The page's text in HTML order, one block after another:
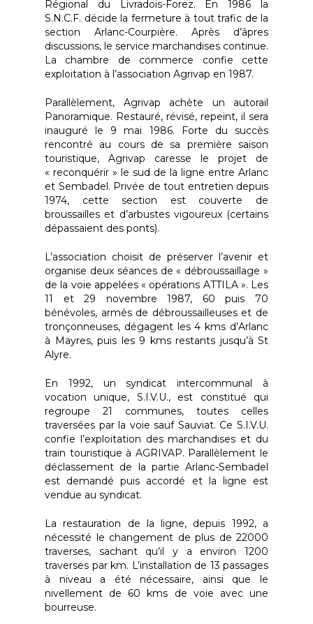
Régional du Livradois-Forez. En 1986 la
S.N.C.F. décide la fermeture à tout trafic de la
section Arlanc-Courpière. Après d’âpres
discussions, le service marchandises continue.
La chambre de commerce confie cette
exploitation à l’association Agrivap en 1987.
Parallèlement, Agrivap achète un autorail
Panoramique. Restauré, révisé, repeint, il sera
inauguré le 9 mai 1986. Forte du succès
rencontré au cours de sa première saison
touristique, Agrivap caresse le projet de
« reconquérir » le sud de la ligne entre Arlanc
et Sembadel. Privée de tout entretien depuis
1974, cette section est couverte de
broussailles et d’arbustes vigoureux (certains
dépassaient des ponts).
L’association choisit de préserver l’avenir et
organise deux séances de « débroussaillage »
de la voie appelées « opérations ATTILA ». Les
11 et 29 novembre 1987, 60 puis 70
bénévoles, armés de débroussailleuses et de
tronçonneuses, dégagent les 4 kms d’Arlanc
à Mayres, puis les 9 kms restants jusqu’à St
Alyre.
En 1992, un syndicat intercommunal à
vocation unique, S.I.V.U., est constitué qui
regroupe 21 communes, toutes celles
traversées par la voie sauf Sauviat. Ce S.I.V.U.
confie l’exploitation des marchandises et du
train touristique à AGRIVAP. Parallèlement le
déclassement de la partie Arlanc-Sembadel
est demandé puis accordé et la ligne est
vendue au syndicat.
La restauration de la ligne, depuis 1992, a
nécessité le changement de plus de 22000
traverses, sachant qu’il y a environ 1200
traverses par km. L’installation de 13 passages
à niveau a été nécessaire, ainsi que le
nivellement de 60 kms de voie avec une
bourreuse.
Actualités
Nos trains
Les Parcours en
Le Vélorail d’Ambert
Le Vélorail d’Allègre
Les Vélorails à Thème
AGRIVAP
Matériel
Historique
Bénévoles
Offres groupes
Contact
Newsletter